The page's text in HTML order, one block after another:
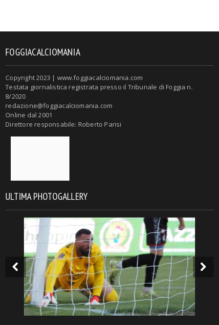
FOGGIACALCIOMANIA
Copyright 2023 | www.foggiacalciomania.com
Testata giornalistica registrata presso il Tribunale di Foggia n.
8/2020
redazione@foggiacalciomania.com
Online dal 2001
Direttore responsabile: Roberto Parisi
ULTIMA PHOTOGALLERY